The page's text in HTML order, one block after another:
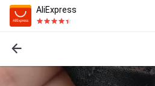
AliExpress